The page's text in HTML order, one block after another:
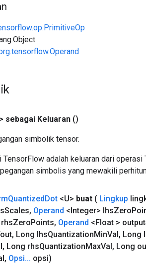
sebagai Keluaran ()
simbolik tensor.
adalah keluaran dari
simbolis yang mewakili
QuantizedDot <U> buat ( Lingkup
Scales, Operand <Integer> lhsZero
ZeroPoints, Operand <Float > output
, Long lhsQuantizationMinVal, Long
, Long rhsQuantizationMaxVal, Long
, Opsi... opsi)